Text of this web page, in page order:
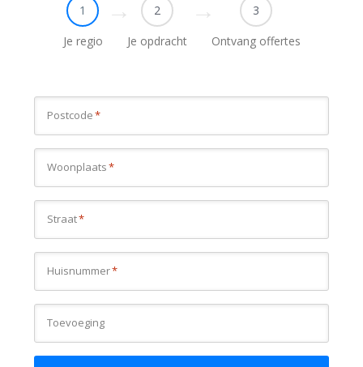
1
Je regio
2
Je opdracht
3
Ontvang offertes
Postcode*
Woonplaats*
Straat*
Huisnummer*
Toevoeging